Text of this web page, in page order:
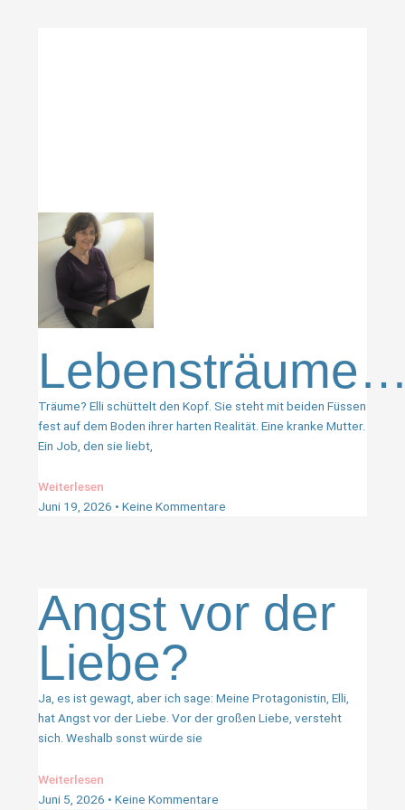
Träume? Elli schüttelt den Kopf. Sie steht mit beiden Füssen
fest auf dem Boden ihrer harten Realität. Eine kranke Mutter.
Ein Job, den sie liebt,
Weiterlesen
Juni 19, 2026
Keine Kommentare
Angst vor der
Liebe?
Ja, es ist gewagt, aber ich sage: Meine Protagonistin, Elli,
hat Angst vor der Liebe. Vor der großen Liebe, versteht
sich. Weshalb sonst würde sie
Weiterlesen
Juni 5, 2026
Keine Kommentare